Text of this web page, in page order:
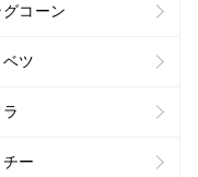
グコーン
ツ
ー